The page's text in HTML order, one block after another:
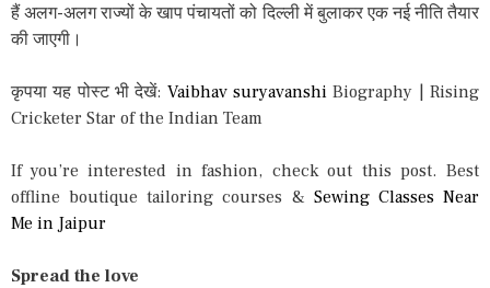
हैं अलग-अलग राज्यों के खाप पंचायतों को दिल्ली में बुलाकर एक नई नीति तैयार
की जाएगी।
कृपया यह पोस्ट भी देखें: Vaibhav suryavanshi Biography | Rising
Cricketer Star of the Indian Team
If you’re interested in fashion, check out this post. Best
offline boutique tailoring courses & Sewing Classes Near
Me in Jaipur
Spread the love